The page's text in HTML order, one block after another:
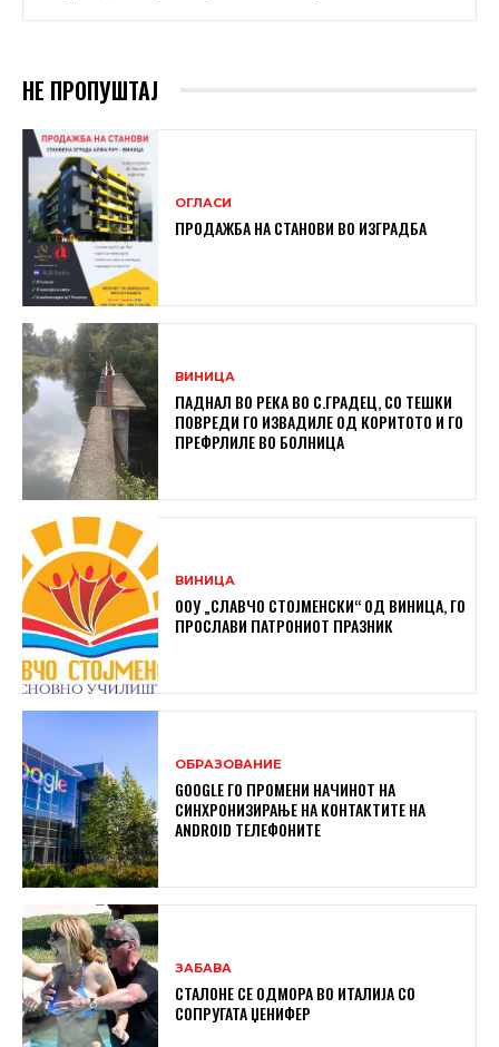
НЕ ПРОПУШТАЈ
ОГЛАСИ
ПРОДАЖБА НА СТАНОВИ ВО ИЗГРАДБА
ВИНИЦА
ПАДНАЛ ВО РЕКА ВО С.ГРАДЕЦ, СО ТЕШКИ
ПОВРЕДИ ГО ИЗВАДИЛЕ ОД КОРИТОТО И ГО
ПРЕФРЛИЛЕ ВО БОЛНИЦА
ВИНИЦА
ООУ „СЛАВЧО СТОЈМЕНСКИ“ ОД ВИНИЦА, ГО
ПРОСЛАВИ ПАТРОНИОТ ПРАЗНИК
ОБРАЗОВАНИЕ
GOOGLE ГО ПРОМЕНИ НАЧИНОТ НА
СИНХРОНИЗИРАЊЕ НА КОНТАКТИТЕ НА
ANDROID ТЕЛЕФОНИТЕ
ЗАБАВА
СТАЛОНЕ СЕ ОДМОРА ВО ИТАЛИЈА СО
СОПРУГАТА ЏЕНИФЕР